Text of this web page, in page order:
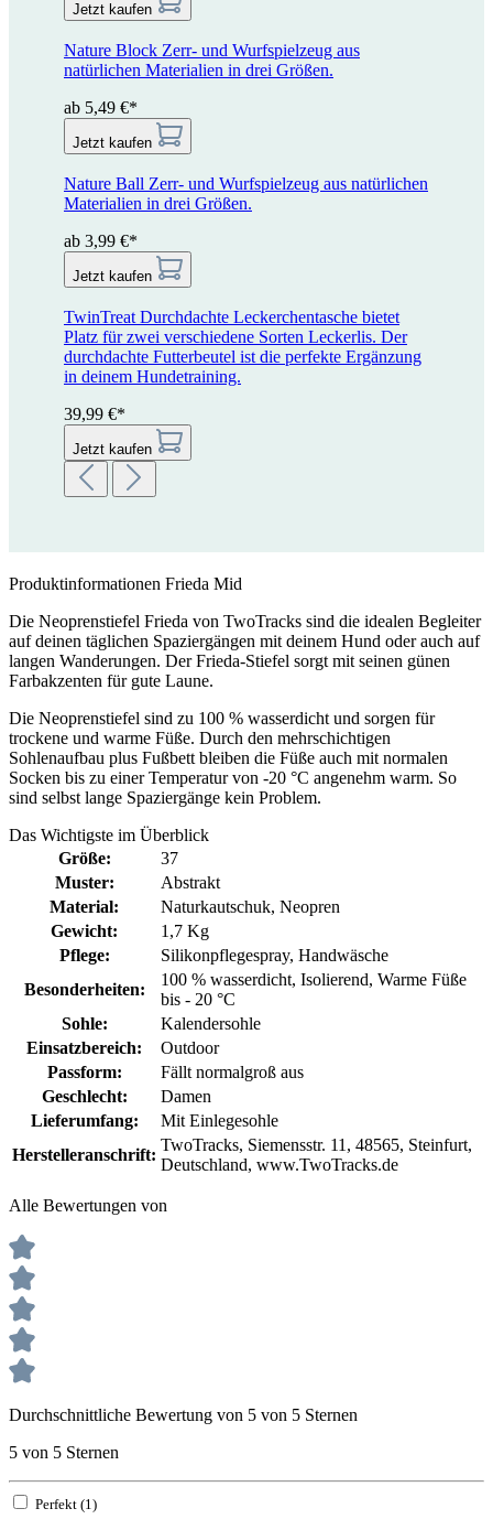
Jetzt kaufen
Nature Block Zerr- und Wurfspielzeug aus
natürlichen Materialien in drei Größen.
ab 5,49 €*
Jetzt kaufen
Nature Ball Zerr- und Wurfspielzeug aus natürlichen
Materialien in drei Größen.
ab 3,99 €*
Jetzt kaufen
TwinTreat Durchdachte Leckerchentasche bietet
Platz für zwei verschiedene Sorten Leckerlis. Der
durchdachte Futterbeutel ist die perfekte Ergänzung
in deinem Hundetraining.
39,99 €*
Jetzt kaufen
Produktinformationen Frieda Mid
Die Neoprenstiefel Frieda von TwoTracks sind die idealen Begleiter
auf deinen täglichen Spaziergängen mit deinem Hund oder auch auf
langen Wanderungen. Der Frieda-Stiefel sorgt mit seinen günen
Farbakzenten für gute Laune.
Die Neoprenstiefel sind zu 100 % wasserdicht und sorgen für
trockene und warme Füße. Durch den mehrschichtigen
Sohlenaufbau plus Fußbett bleiben die Füße auch mit normalen
Socken bis zu einer Temperatur von -20 °C angenehm warm. So
sind selbst lange Spaziergänge kein Problem.
Das Wichtigste im Überblick
Größe:
37
Muster:
Abstrakt
Material:
Naturkautschuk, Neopren
Gewicht:
1,7 Kg
Pflege:
Silikonpflegespray, Handwäsche
Besonderheiten:
100 % wasserdicht, Isolierend, Warme Füße
bis - 20 °C
Sohle:
Kalendersohle
Einsatzbereich:
Outdoor
Passform:
Fällt normalgroß aus
Geschlecht:
Damen
Lieferumfang:
Mit Einlegesohle
Herstelleranschrift:
TwoTracks, Siemensstr. 11, 48565, Steinfurt,
Deutschland, www.TwoTracks.de
Alle Bewertungen von
Durchschnittliche Bewertung von 5 von 5 Sternen
5 von 5 Sternen
Perfekt (1)